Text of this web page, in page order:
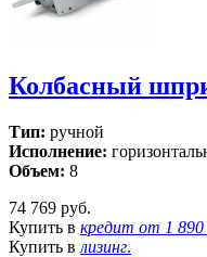
Колбасный
Тип: ручной
Исполнение:
Объем: 8
74 769 руб.
Купить в кредит от 1
Купить в лизинг.